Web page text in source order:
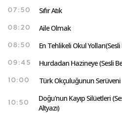
07:50 Sıfır Atık
08:20 Aile Olmak
08:50 En Tehlikeli Okul Yolları(Sesli
09:45 Hurdadan Hazineye (Sesli
10:00 Türk Okçuluğunun Serüveni
10:50
Doğu'nun Kayıp Silüetleri
Altyazı)